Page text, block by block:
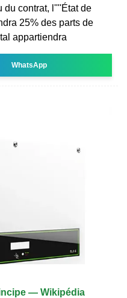
du contrat, l''''État de
25% des parts de
appartiendra
WhatsApp
— Wikipédia